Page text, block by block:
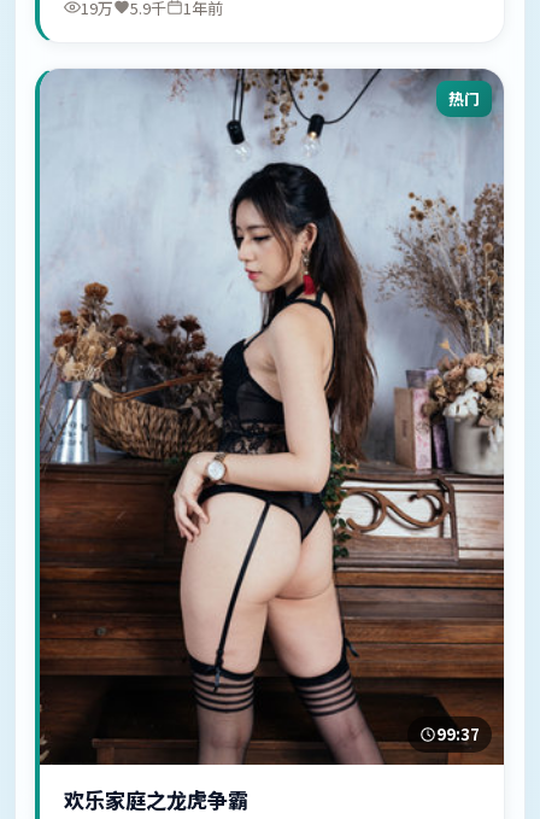
19万 5.9千 1年前
热门
99:37
欢乐家庭之龙虎争霸